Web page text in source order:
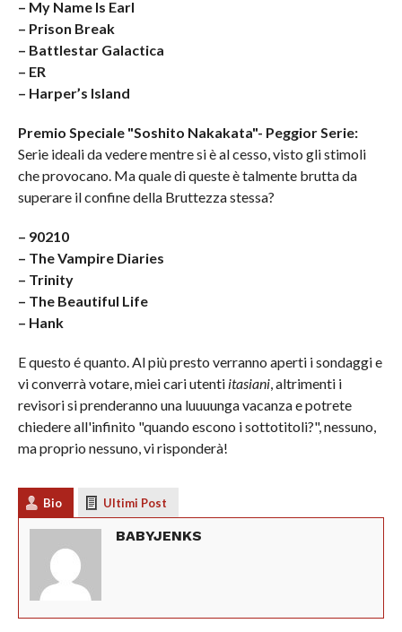
– My Name Is Earl
– Prison Break
– Battlestar Galactica
– ER
– Harper’s Island
Premio Speciale "Soshito Nakakata"- Peggior Serie:
Serie ideali da vedere mentre si è al cesso, visto gli stimoli
che provocano. Ma quale di queste è talmente brutta da
superare il confine della Bruttezza stessa?
– 90210
– The Vampire Diaries
– Trinity
– The Beautiful Life
– Hank
E questo é quanto. Al più presto verranno aperti i sondaggi e
vi converrà votare, miei cari utenti itasiani, altrimenti i
revisori si prenderanno una luuuunga vacanza e potrete
chiedere all'infinito "quando escono i sottotitoli?", nessuno,
ma proprio nessuno, vi risponderà!
Bio Ultimi Post
BABYJENKS